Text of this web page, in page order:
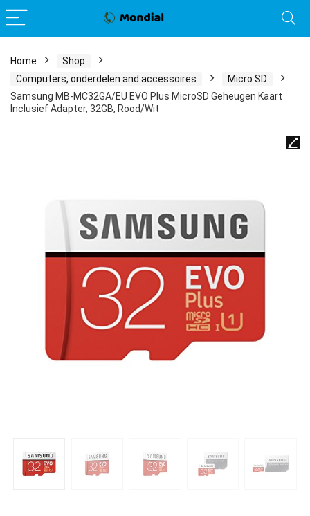
Home
Shop
Computers, onderdelen and accessoires
Micro SD
Samsung MB-MC32GA/EU EVO Plus MicroSD Geheugen Kaart
Inclusief Adapter, 32GB, Rood/Wit